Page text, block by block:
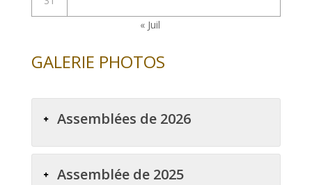
« Juil
GALERIE PHOTOS
Assemblées de 2026
Assemblée de 2025